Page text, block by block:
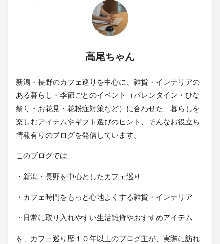
高尾ちゃん
新潟・長野のカフェ巡りを中心に、雑貨・インテリアの
ある暮らし・季節ごとのイベント（バレンタイン・ひな
祭り・お花見・花粉症対策など）に合わせた、暮らしを
楽しむアイテムやギフト選びのヒント、そんなお役立ち
情報有りのブログを発信しています。
このブログでは、
・新潟・長野を中心としたカフェ巡り
・カフェ時間をもっと心地よくする雑貨・インテリア
・日常に取り入れやすい生活雑貨やおすすめアイテム
を、カフェ巡り歴１０年以上のブログ主が、実際に訪れ